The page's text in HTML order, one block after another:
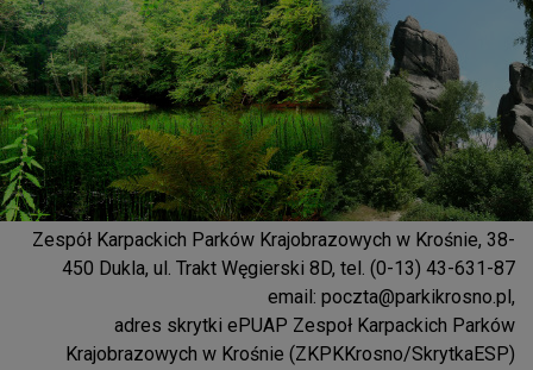
Zespół Karpackich Parków Krajobrazowych w Krośnie, 38-
450 Dukla, ul. Trakt Węgierski 8D, tel. (0-13) 43-631-87
email: poczta@parkikrosno.pl,
adres skrytki ePUAP Zespoł Karpackich Parków
Krajobrazowych w Krośnie (ZKPKKrosno/SkrytkaESP)
Parki Krosno